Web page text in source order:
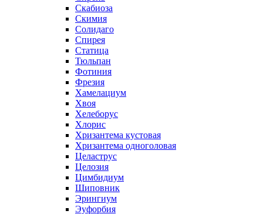
Скабиоза
Скимия
Солидаго
Спирея
Статица
Тюльпан
Фотиния
Фрезия
Хамелациум
Хвоя
Хелеборус
Хлорис
Хризантема кустовая
Хризантема одноголовая
Целаструс
Целозия
Цимбидиум
Шиповник
Эрингиум
Эуфорбия